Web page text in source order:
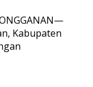
Kabupaten